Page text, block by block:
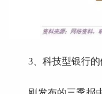
3、科技型银行